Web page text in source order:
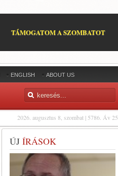
TÁMOGATOM A SZOMBATOT
ENGLISH ABOUT US
2026. augusztus 8, szombat | 5786. Áv 25
ÚJ ÍRÁSOK